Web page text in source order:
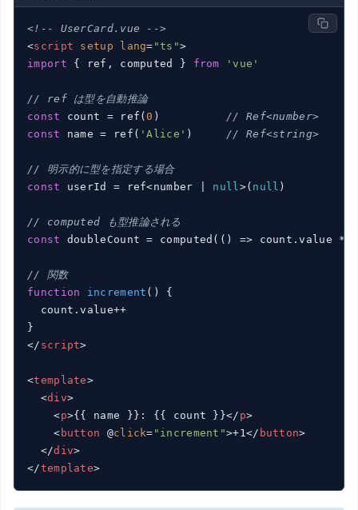
<!-- UserCard.vue -->
<script setup lang= "ts">
import { ref, computed } from 'vue'
// ref は型を自動推論
const count = ref(0 ) // Ref<number>
const name = ref( 'Alice' ) // Ref<string>
// 明示的に型を指定する場合
const userId = ref<number | null>( null )
// computed も型推論される
const doubleCount = computed( () => count.value *
// 関数
function
increment ( ) {
  count.value++
</ script>
<template>
<div>
<p>{{ name }}: {{ count }}</ p>
< button @click= "increment">+1</ button>
</div>
</template>